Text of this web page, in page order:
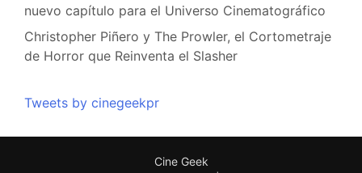
nuevo capítulo para el Universo Cinematográfico
Christopher Piñero y The Prowler, el Cortometraje
de Horror que Reinventa el Slasher
Tweets by cinegeekpr
Cine Geek